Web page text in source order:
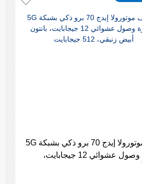
هاتف موتورولا إيدج 70 برو ذكي بشبكة 5G
وذاكرة وصول عشوائي 12 جيجابايت،